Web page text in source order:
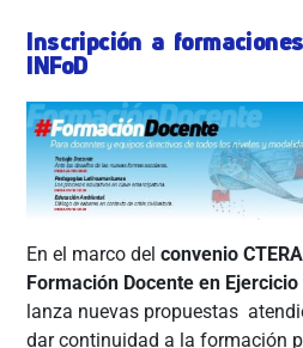
Inscripción a
INFoD
En el marco delconvenio
Formación Docente en
lanza nuevas propuestas
dar continuidad a la formación